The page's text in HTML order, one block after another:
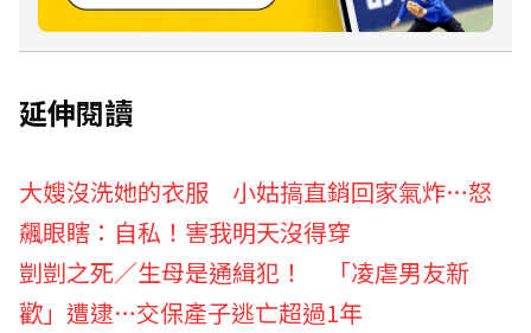
延伸閱讀
大嫂沒洗她的衣服 小姑搞直銷回家氣炸…怒
飆眼瞎：自私！害我明天沒得穿
剴剴之死／生母是通緝犯！ 「凌虐男友新
歡」遭逮…交保產子逃亡超過1年